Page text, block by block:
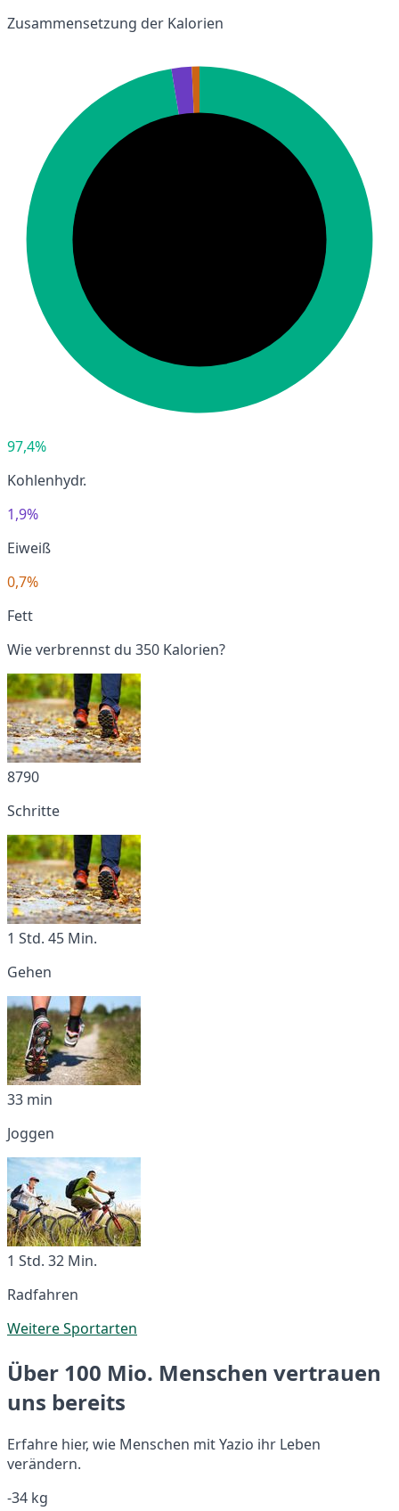
Zusammensetzung der Kalorien
97,4%
Kohlenhydr.
1,9%
Eiweiß
0,7%
Fett
Wie verbrennst du 350 Kalorien?
8790
Schritte
1 Std. 45 Min.
Gehen
33 min
Joggen
1 Std. 32 Min.
Radfahren
Weitere Sportarten
Über 100 Mio. Menschen vertrauen
uns bereits
Erfahre hier, wie Menschen mit Yazio ihr Leben
verändern.
-34 kg